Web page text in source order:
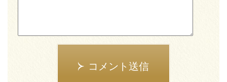
コメント送信